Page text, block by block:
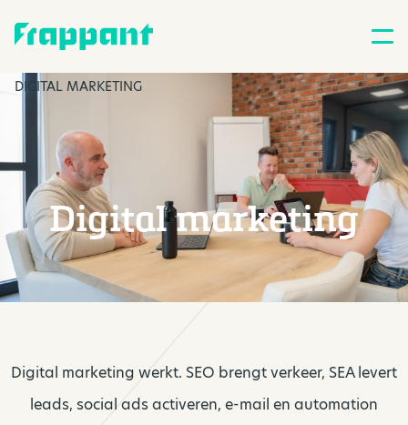
DIGITAL MARKETING
Digital marketing
Digital marketing werkt. SEO brengt verkeer, SEA levert
leads, social ads activeren, e-mail en automation